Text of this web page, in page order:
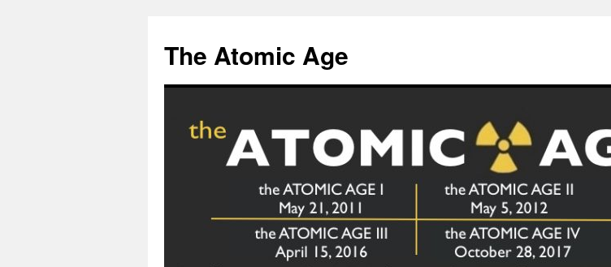
content
The Atomic Age